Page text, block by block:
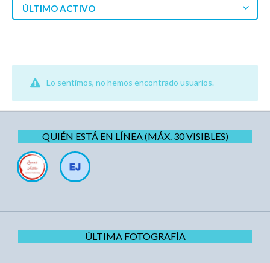
ÚLTIMO ACTIVO
Lo sentimos, no hemos encontrado usuarios.
QUIÉN ESTÁ EN LÍNEA (MÁX. 30 VISIBLES)
ÚLTIMA FOTOGRAFÍA